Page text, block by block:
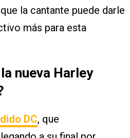
la cantante puede darle
más para esta
nueva Harley
DC, que